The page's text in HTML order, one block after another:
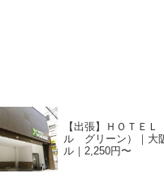
【出張】ＨＯＴＥ
ル グリーン）｜大
ル｜2,250円〜